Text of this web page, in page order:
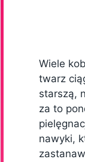
Wiele
twarz
starszą,
za to
nawyki,